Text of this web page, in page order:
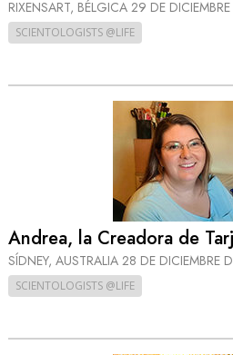
RIXENSART, BÉLGICA 29 DE
SCIENTOLOGISTS @LIFE
Andrea, la Creadora de
SÍDNEY, AUSTRALIA 28 DE DICIEMBRE
SCIENTOLOGISTS @LIFE